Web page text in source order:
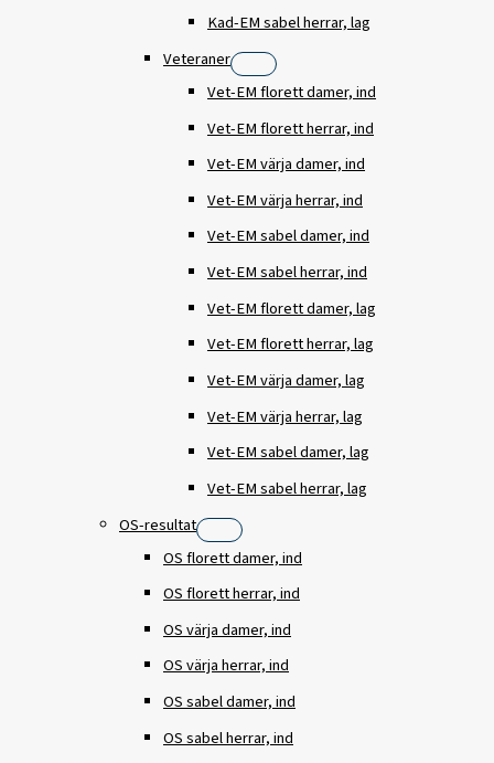
Kad-EM sabel herrar, lag
Veteraner
Vet-EM florett damer, ind
Vet-EM florett herrar, ind
Vet-EM värja damer, ind
Vet-EM värja herrar, ind
Vet-EM sabel damer, ind
Vet-EM sabel herrar, ind
Vet-EM florett damer, lag
Vet-EM florett herrar, lag
Vet-EM värja damer, lag
Vet-EM värja herrar, lag
Vet-EM sabel damer, lag
Vet-EM sabel herrar, lag
OS-resultat
OS florett damer, ind
OS florett herrar, ind
OS värja damer, ind
OS värja herrar, ind
OS sabel damer, ind
OS sabel herrar, ind